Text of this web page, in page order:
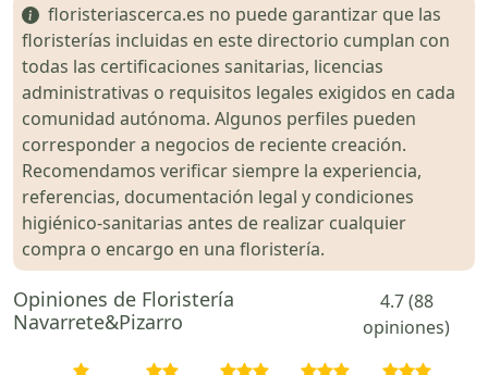
floristeriascerca.es no puede garantizar que las
floristerías incluidas en este directorio cumplan con
todas las certificaciones sanitarias, licencias
administrativas o requisitos legales exigidos en cada
comunidad autónoma. Algunos perfiles pueden
corresponder a negocios de reciente creación.
Recomendamos verificar siempre la experiencia,
referencias, documentación legal y condiciones
higiénico-sanitarias antes de realizar cualquier
compra o encargo en una floristería.
Opiniones de Floristería
Navarrete&Pizarro
4.7 (88
opiniones)